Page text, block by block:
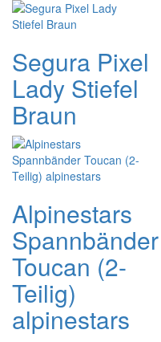
Segura Pixel
Lady Stiefel
Braun
Alpinestars
Spannbänder
Toucan (2-
Teilig)
alpinestars